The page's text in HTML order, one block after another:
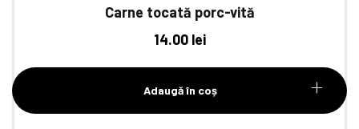
Carne tocată porc-vită
14.00 lei
Adaugă în coș